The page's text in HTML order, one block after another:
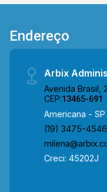
Endereço
Arbix
Avenida Brasil,
CEP:13465-691
Americana - SP
(19) 3475-4546
Creci: 45202J